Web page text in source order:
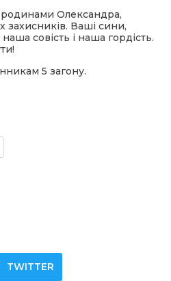
Олександра,
захисників. Ваші сини,
совість і наша гордість.
5 загону.
TWITTER